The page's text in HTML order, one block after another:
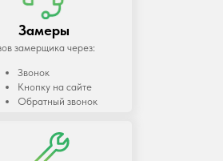
замерщика через:
Звонок
Кнопку на сайте
Обратный звонок
Замеры